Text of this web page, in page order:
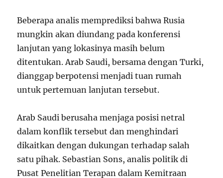
Beberapa analis memprediksi bahwa Rusia
mungkin akan diundang pada konferensi
lanjutan yang lokasinya masih belum
ditentukan. Arab Saudi, bersama dengan Turki,
dianggap berpotensi menjadi tuan rumah
untuk pertemuan lanjutan tersebut.
Arab Saudi berusaha menjaga posisi netral
dalam konflik tersebut dan menghindari
dikaitkan dengan dukungan terhadap salah
satu pihak. Sebastian Sons, analis politik di
Pusat Penelitian Terapan dalam Kemitraan